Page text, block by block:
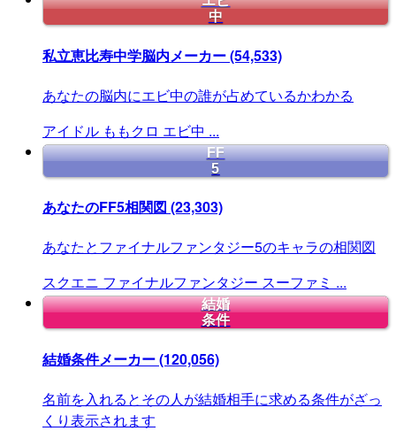
中
私立恵比寿中学脳内メーカー(54,533)
あなたの脳内にエビ中の誰が占めているかわかる
アイドル ももクロ エビ中 ...
FF
5
あなたのFF5相関図 (23,303)
あなたとファイナルファンタジー5のキャラの相関図
スクエニ ファイナルファンタジー スーファミ ...
結婚
条件
結婚条件メーカー(120,056)
名前を入れるとその人が結婚相手に求める条件がざっ
くり表示されます